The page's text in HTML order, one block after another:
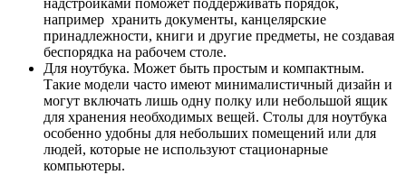
надстройками поможет поддерживать порядок,
например хранить документы, канцелярские
принадлежности, книги и другие предметы, не создавая
беспорядка на рабочем столе.
Для ноутбука. Может быть простым и компактным.
Такие модели часто имеют минималистичный дизайн и
могут включать лишь одну полку или небольшой ящик
для хранения необходимых вещей. Столы для ноутбука
особенно удобны для небольших помещений или для
людей, которые не используют стационарные
компьютеры.